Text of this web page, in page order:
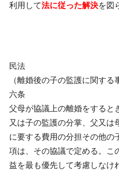
利用して法に従った解決を図
民法
（離婚後の子の監護に関す
六条
父母が協議上の離婚をすると
又は子の監護の分掌、父又は
に要する費用の分担その他の
項は、その協議で定める。こ
益を最も優先して考慮しなけ